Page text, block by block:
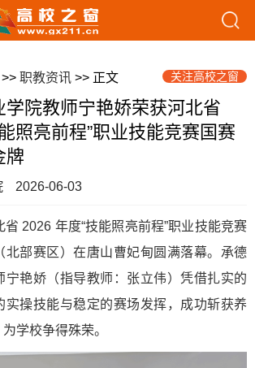
>> 职教资讯 >> 正文 关注高校之窗
学院教师宁艳娇荣获河北省
照亮前程”职业技能竞赛国赛
牌
2026-06-03
2026 年度“技能照亮前程”职业技能竞赛
北部赛区）在唐山曹妃甸圆满落幕。承德
宁艳娇（指导教师：张立伟）凭借扎实的
实操技能与稳定的赛场发挥，成功斩获养
学校争得殊荣。